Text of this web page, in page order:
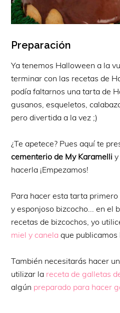
Preparación
Ya tenemos Halloween a la
terminar con las recetas de
podía faltarnos una tarta de
gusanos, esqueletos,
pero divertida a la vez ;)
¿Te apetece? Pues aquí te
cementerio de My Karamelli
hacerla ¡Empezamos!
Para hacer esta tarta
y esponjoso bizcocho... en el
recetas de bizcochos, yo
miel y canela que publicamos
También necesitarás hacer
utilizar la receta de galletas
algún preparado para hacer